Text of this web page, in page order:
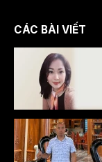
CÁC BÀI VIẾT